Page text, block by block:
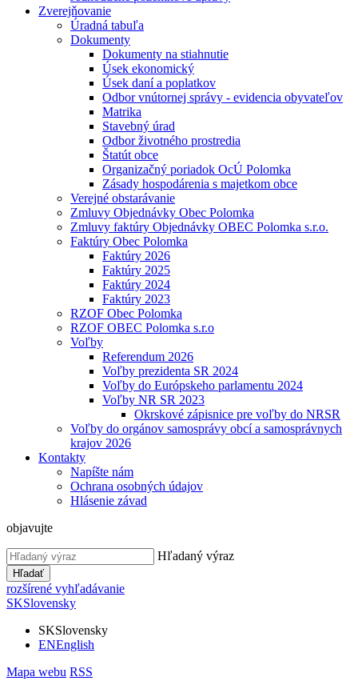
Zverejňovanie
Úradná tabuľa
Dokumenty
Dokumenty na stiahnutie
Úsek ekonomický
Úsek daní a poplatkov
Odbor vnútornej správy - evidencia obyvateľov
Matrika
Stavebný úrad
Odbor životného prostredia
Štatút obce
Organizačný poriadok OcÚ Polomka
Zásady hospodárenia s majetkom obce
Verejné obstarávanie
Zmluvy Objednávky Obec Polomka
Zmluvy faktúry Objednávky OBEC Polomka s.r.o.
Faktúry Obec Polomka
Faktúry 2026
Faktúry 2025
Faktúry 2024
Faktúry 2023
RZOF Obec Polomka
RZOF OBEC Polomka s.r.o
Voľby
Referendum 2026
Voľby prezidenta SR 2024
Voľby do Európskeho parlamentu 2024
Voľby NR SR 2023
Okrskové zápisnice pre voľby do NRSR
Voľby do orgánov samosprávy obcí a samosprávnych
krajov 2026
Kontakty
Napíšte nám
Ochrana osobných údajov
Hlásenie závad
objavujte
Hľadaný výraz
Hľadať
rozšírené vyhľadávanie
SKSlovensky
SKSlovensky
ENEnglish
Mapa webu RSS